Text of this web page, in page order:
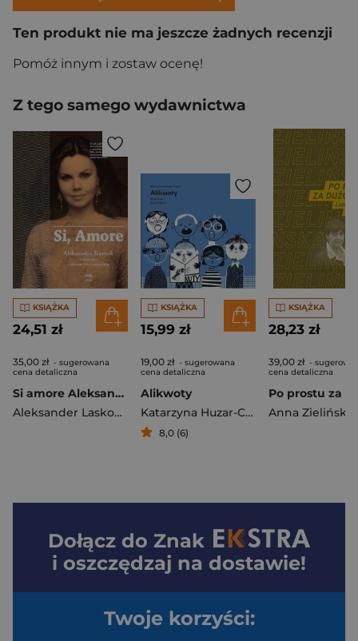
Ten produkt nie ma jeszcze żadnych recenzji
Pomóż innym i zostaw ocenę!
Z tego samego wydawnictwa
KSIĄŻKA
24,51 zł
35,00 zł - sugerowana
cena detaliczna
Si amore Aleksandra Kurzak
Aleksander Laskowski
KSIĄŻKA
15,99 zł
19,00 zł - sugerowana
cena detaliczna
Alikwoty
Katarzyna Huzar-Czub
8,0 (6)
KSIĄŻKA
28,23 zł
39,00 zł -
cena detaliczna
Anna Zielińska
Dołącz do Znak
i oszczędzaj na dostawie!
Twoje korzyści: